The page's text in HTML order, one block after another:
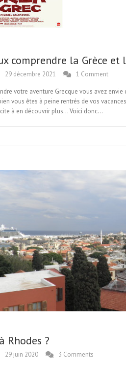
comprendre la Grèce et
29 décembre 2021 1 Comment
votre aventure Grecque vous avez
vous êtes à peine rentrés de vos
à en découvrir plus… Voici donc…
Rhodes ?
29 juin 2020 3 Comments